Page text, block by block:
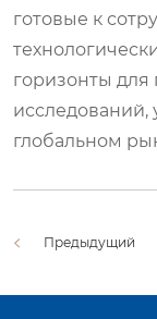
готовые к
горизонты для
исследований,
глобальном
Предыдущий